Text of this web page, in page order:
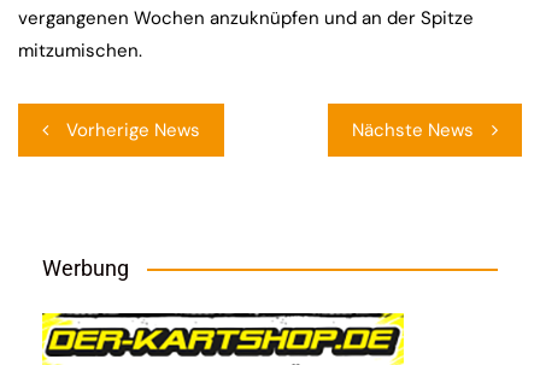
vergangenen Wochen anzuknüpfen und an der Spitze
mitzumischen.
Vorherige News Nächste News
Werbung